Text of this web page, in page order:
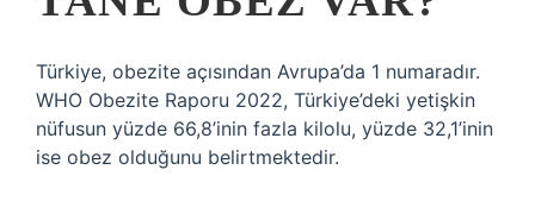
Türkiye, obezite açısından Avrupa’da 1 numaradır.
WHO Obezite Raporu 2022, Türkiye’deki yetişkin
nüfusun yüzde 66,8’inin fazla kilolu, yüzde 32,1’inin
ise obez olduğunu belirtmektedir.